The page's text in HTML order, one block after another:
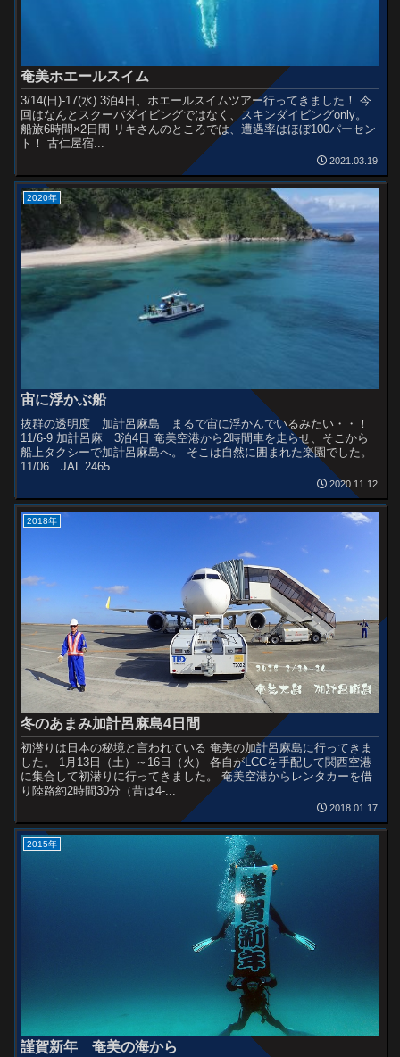
奄美ホエールスイム
3/14(日)-17(水) 3泊4日、ホエールスイムツアー行ってきました！ 今
回はなんとスクーバダイビングではなく、スキンダイビングonly。
船旅6時間×2日間 リキさんのところでは、遭遇率はほぼ100パーセン
ト！ 古仁屋宿...
2021.03.19
2020年
宙に浮かぶ船
抜群の透明度 加計呂麻島 まるで宙に浮かんでいるみたい・・！
11/6-9 加計呂麻 3泊4日 奄美空港から2時間車を走らせ、そこから
船上タクシーで加計呂麻島へ。 そこは自然に囲まれた楽園でした。
11/06 JAL 2465...
2020.11.12
2018年
冬のあまみ加計呂麻島4日間
初潜りは日本の秘境と言われている 奄美の加計呂麻島に行ってきま
した。 1月13日（土）～16日（火） 各自がLCCを手配して関西空港
に集合して初潜りに行ってきました。 奄美空港からレンタカーを借
り陸路約2時間30分（昔は4-...
2018.01.17
2015年
謹賀新年 奄美の海から